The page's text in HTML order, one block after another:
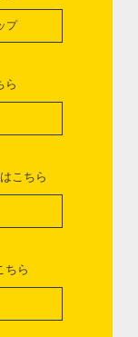
プ
ら
こちら
ちら